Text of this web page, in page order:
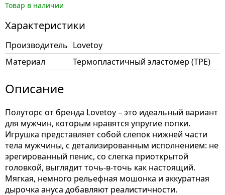
Товар в наличии
Характеристики
Производитель Lovetoy
Материал
Термопластичный эластомер (TPE)
Описание
Полуторс от бренда Lovetoy – это идеальный вариант
для мужчин, которым нравятся упругие попки.
Игрушка представляет собой слепок нижней части
тела мужчины, с детализированным исполнением: не
эрегированный пенис, со слегка приоткрытой
головкой, выглядит точь-в-точь как настоящий.
Мягкая, немного рельефная мошонка и аккуратная
дырочка ануса добавляют реалистичности.